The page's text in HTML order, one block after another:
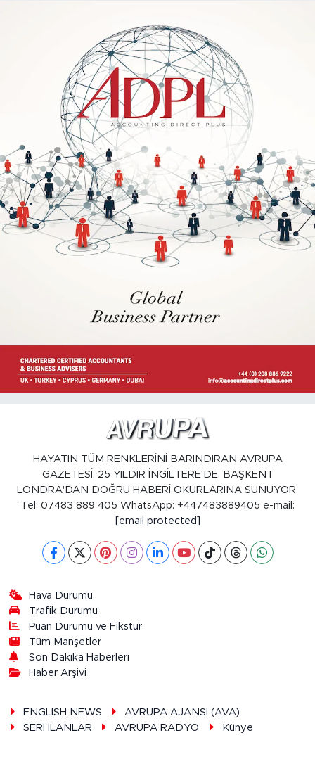
HAYATIN TÜM RENKLERİNİ BARINDIRAN AVRUPA
GAZETESİ, 25 YILDIR İNGİLTERE'DE, BAŞKENT
LONDRA'DAN DOĞRU HABERİ OKURLARINA SUNUYOR.
Tel: 07483 889 405 WhatsApp: +447483889405 e-mail:
[email protected]
Hava Durumu
Trafik Durumu
Puan Durumu ve Fikstür
Tüm Manşetler
Son Dakika Haberleri
Haber Arşivi
ENGLISH NEWS
AVRUPA AJANSI (AVA)
SERİ İLANLAR
AVRUPA RADYO Künye